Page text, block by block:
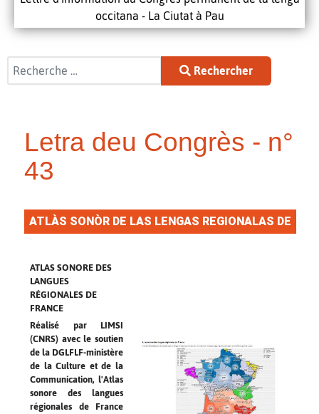
occitana - La Ciutat à Pau
Rechercher
Rechercher
Letra deu Congrès - n°
43
ATLÀS SONÒR DE LAS LENGAS REGIONALAS DE
ATLAS SONORE DES
LANGUES
RÉGIONALES DE
FRANCE
Réalisé par LIMSI
(CNRS) avec le soutien
de la DGLFLF-ministère
de la Culture et de la
Communication, l'Atlas
sonore des langues
régionales de France